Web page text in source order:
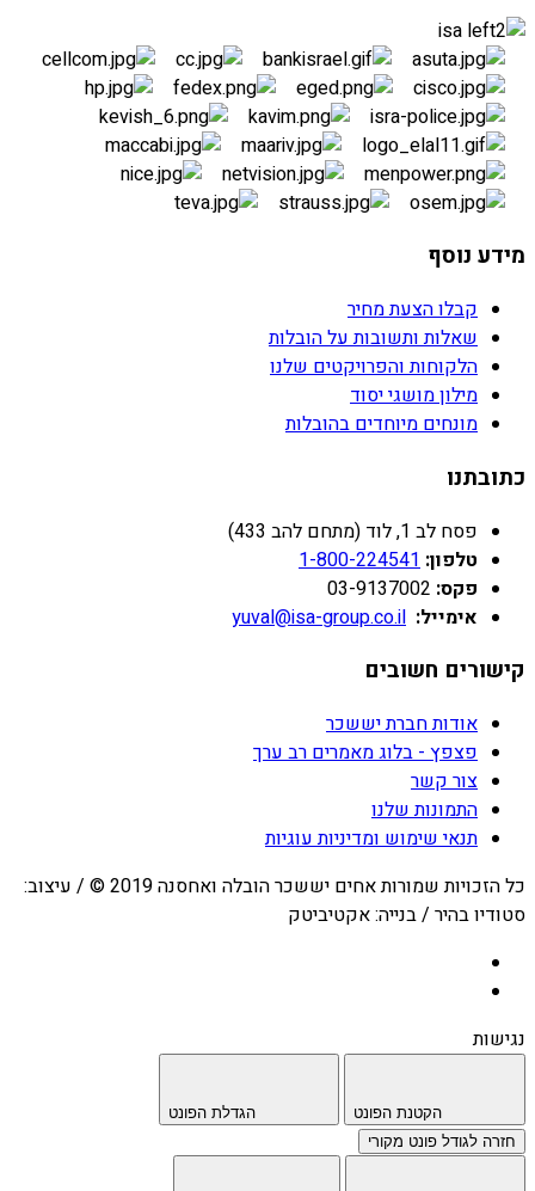
מידע נוסף
קבלו הצעת מחיר
שאלות ותשובות על הובלות
הלקוחות והפרויקטים שלנו
מילון מושגי יסוד
מונחים מיוחדים בהובלות
כתובתנו
פסח לב 1, לוד (מתחם להב 433)
טלפון: 1-800-224541
פקס: 03-9137002
אימייל: yuval@isa-group.co.il
קישורים חשובים
אודות חברת יששכר
פצפץ - בלוג מאמרים רב ערך
צור קשר
התמונות שלנו
תנאי שימוש ומדיניות עוגיות
כל הזכויות שמורות אחים יששכר הובלה ואחסנה 2019 © / עיצוב:
סטודיו בהיר / בנייה: אקטיביטק
נגישות
הקטנת הפונט
הגדלת הפונט
חזרה לגודל פונט מקורי